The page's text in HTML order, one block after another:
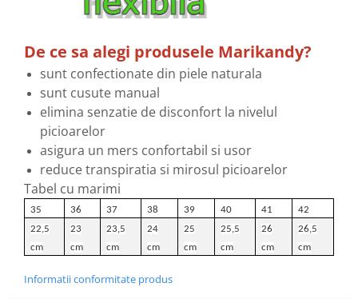
De ce sa alegi produsele Marikandy?
sunt confectionate din piele naturala
sunt cusute manual
elimina senzatie de disconfort la nivelul
picioarelor
asigura un mers confortabil si usor
reduce transpiratia si mirosul picioarelor
Tabel cu marimi
35 36 37 38 39 40 41
42
22,5
cm
23
cm
23,5
cm
24
cm
25
cm
25,5
cm
26
cm
26,5
cm
Informatii conformitate produs